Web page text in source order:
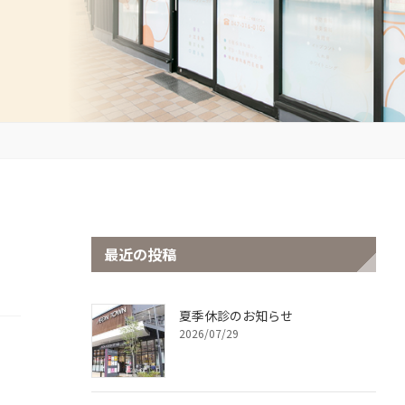
最近の投稿
夏季休診のお知らせ
2026/07/29